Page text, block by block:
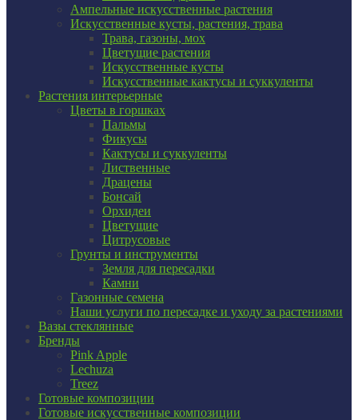
Ампельные искусственные растения
Искусственные кусты, растения, трава
Трава, газоны, мох
Цветущие растения
Искусственные кусты
Искусственные кактусы и суккуленты
Растения интерьерные
Цветы в горшках
Пальмы
Фикусы
Кактусы и суккуленты
Лиственные
Драцены
Бонсай
Орхидеи
Цветущие
Цитрусовые
Грунты и инструменты
Земля для пересадки
Камни
Газонные семена
Наши услуги по пересадке и уходу за растениями
Вазы стеклянные
Бренды
Pink Apple
Lechuza
Treez
Готовые композиции
Готовые искусственные композиции